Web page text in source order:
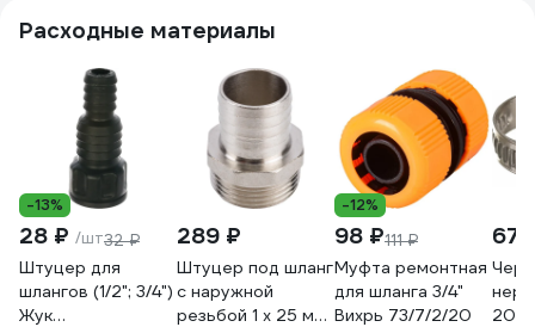
Расходные материалы
-13%
28 ₽ /шт32 ₽
Штуцер для
шлангов (1/2"; 3/4")
Жук
289 ₽
Штуцер под шланг
с наружной
резьбой 1 х 25 мм
-12%
98 ₽111 ₽
Муфта ремонтная
для шланга 3/4"
Вихрь 73/7/2/20
20